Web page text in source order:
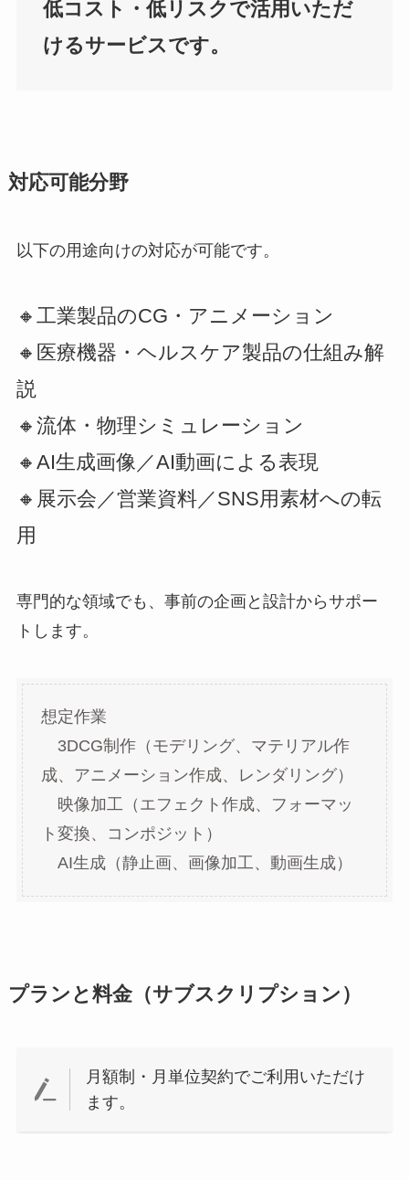
低コスト・低リスクで活用いただ
けるサービスです。
対応可能分野
以下の用途向けの対応が可能です。
🔸工業製品のCG・アニメーション
🔸医療機器・ヘルスケア製品の仕組み解
説
🔸流体・物理シミュレーション
🔸AI生成画像／AI動画による表現
🔸展示会／営業資料／SNS用素材への転
用
専門的な領域でも、事前の企画と設計からサポー
トします。
想定作業
3DCG制作（モデリング、マテリアル作
成、アニメーション作成、レンダリング）
映像加工（エフェクト作成、フォーマッ
ト変換、コンポジット）
AI生成（静止画、画像加工、動画生成）
プランと料金（サブスクリプション）
月額制・月単位契約でご利用いただけ
ます。